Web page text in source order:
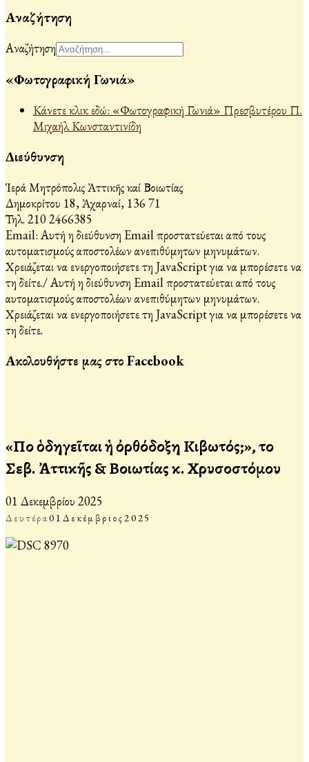
Αναζήτηση
Αναζήτηση
«Φωτογραφική Γωνιά»
Κάνετε κλικ εδώ: «Φωτογραφική Γωνιά» Πρεσβυτέρου Π.
Μιχαήλ Κωνσταντινίδη
Διεύθυνση
Ἱερά Μητρόπολις Ἀττικῆς καί Βοιωτίας
Δημοκρίτου 18, Ἀχαρναί, 136 71
Τηλ. 210 2466385
Email: Αυτή η διεύθυνση Email προστατεύεται από τους
αυτοματισμούς αποστολέων ανεπιθύμητων μηνυμάτων.
Χρειάζεται να ενεργοποιήσετε τη JavaScript για να μπορέσετε να
τη δείτε./Αυτή η διεύθυνση Email προστατεύεται από τους
αυτοματισμούς αποστολέων ανεπιθύμητων μηνυμάτων.
Χρειάζεται να ενεργοποιήσετε τη JavaScript για να μπορέσετε να
τη δείτε.
Ακολουθήστε μας στο Facebook
«Ποῦ ὁδηγεῖται ἡ ὀρθόδοξη Κιβωτός;», τοῦ
Σεβ. Ἀττικῆς & Βοιωτίας κ. Χρυσοστόμου
01 Δεκεμβρίου 2025
Δευτέρα01 Δεκέμβριος2025